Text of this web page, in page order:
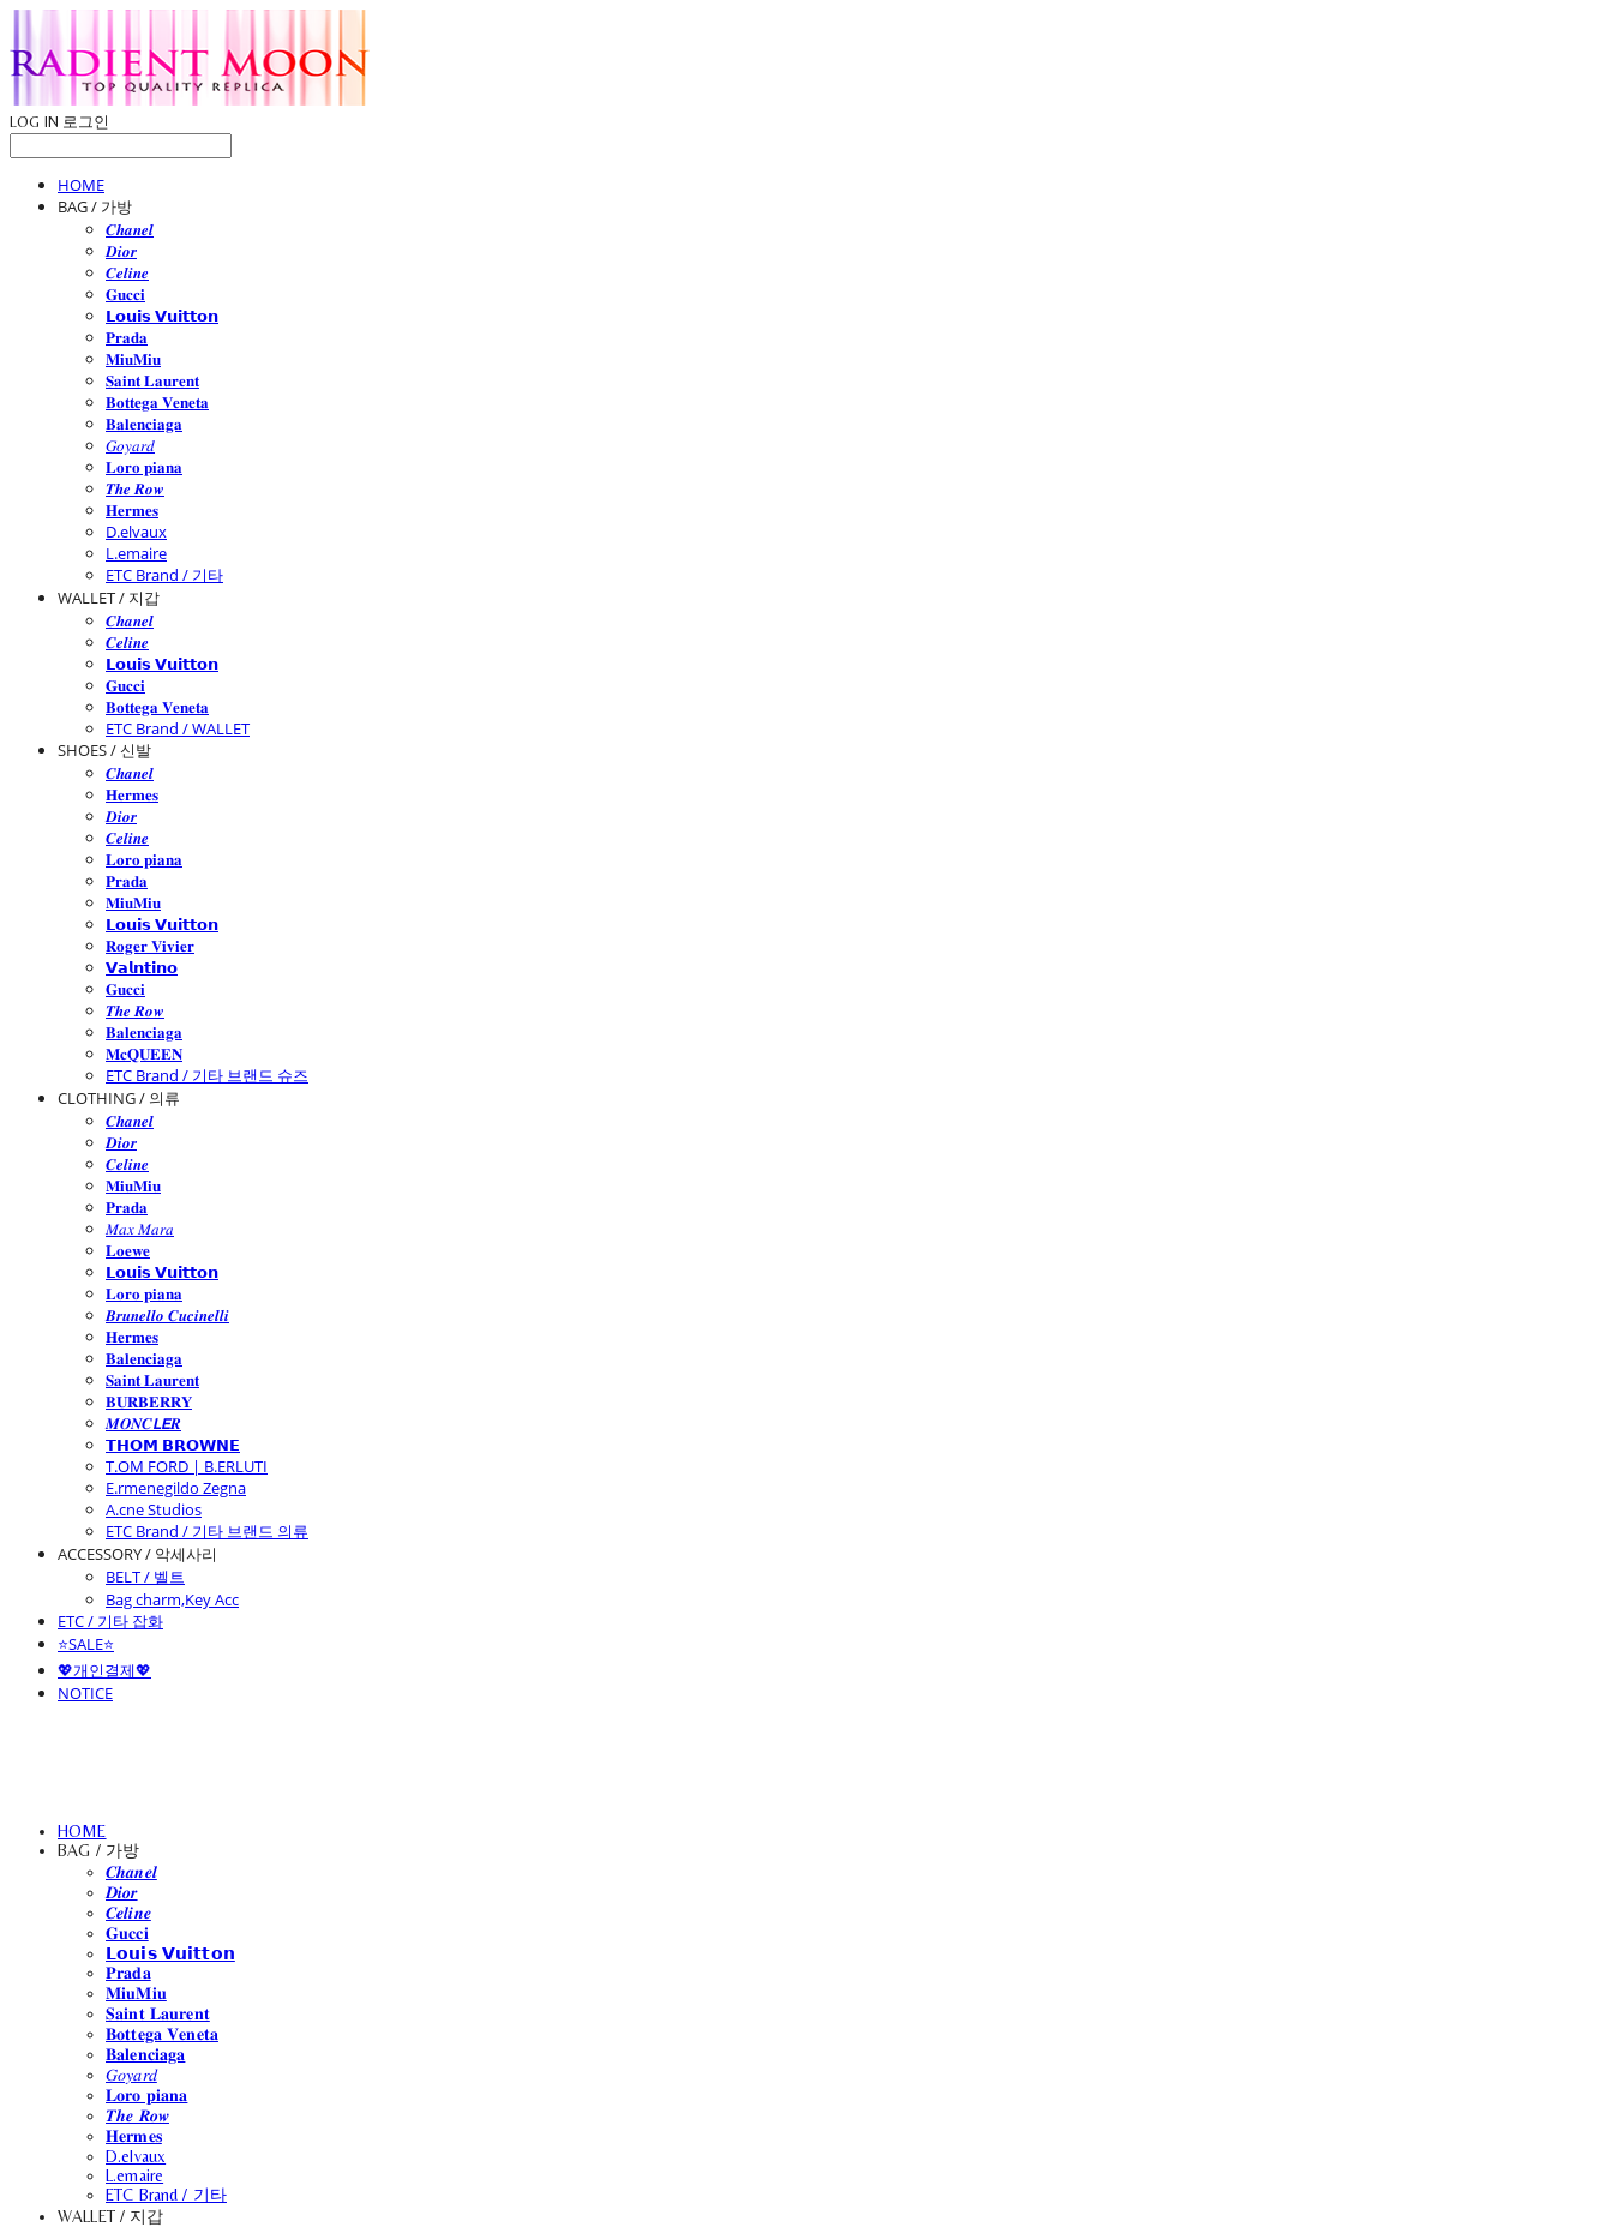
LOG IN 로그인
HOME
BAG / 가방
𝑪𝒉𝒂𝒏𝒆𝒍
𝑫𝒊𝒐𝒓
𝑪𝒆𝒍𝒊𝒏𝒆
𝐆𝐮𝐜𝐜𝐢
𝗟𝗼𝘂𝗶𝘀 𝗩𝘂𝗶𝘁𝘁𝗼𝗻
𝐏𝐫𝐚𝐝𝐚
𝐌𝐢𝐮𝐌𝐢𝐮
𝐒𝐚𝐢𝐧𝐭 𝐋𝐚𝐮𝐫𝐞𝐧𝐭
𝐁𝐨𝐭𝐭𝐞𝐠𝐚 𝐕𝐞𝐧𝐞𝐭𝐚
𝐁𝐚𝐥𝐞𝐧𝐜𝐢𝐚𝐠𝐚
𝐺𝑜𝑦𝑎𝑟𝑑
𝐋𝐨𝐫𝐨 𝐩𝐢𝐚𝐧𝐚
𝑻𝒉𝒆 𝑹𝒐𝒘
𝐇𝐞𝐫𝐦𝐞𝐬
D.elvaux
L.emaire
ETC Brand / 기타
WALLET / 지갑
𝑪𝒉𝒂𝒏𝒆𝒍
𝑪𝒆𝒍𝒊𝒏𝒆
𝗟𝗼𝘂𝗶𝘀 𝗩𝘂𝗶𝘁𝘁𝗼𝗻
𝐆𝐮𝐜𝐜𝐢
𝐁𝐨𝐭𝐭𝐞𝐠𝐚 𝐕𝐞𝐧𝐞𝐭𝐚
ETC Brand / WALLET
SHOES / 신발
𝑪𝒉𝒂𝒏𝒆𝒍
𝐇𝐞𝐫𝐦𝐞𝐬
𝑫𝒊𝒐𝒓
𝑪𝒆𝒍𝒊𝒏𝒆
𝐋𝐨𝐫𝐨 𝐩𝐢𝐚𝐧𝐚
𝐏𝐫𝐚𝐝𝐚
𝐌𝐢𝐮𝐌𝐢𝐮
𝗟𝗼𝘂𝗶𝘀 𝗩𝘂𝗶𝘁𝘁𝗼𝗻
𝐑𝐨𝐠𝐞𝐫 𝐕𝐢𝐯𝐢𝐞𝐫
𝗩𝗮𝗹𝗻𝘁𝗶𝗻𝗼
𝐆𝐮𝐜𝐜𝐢
𝑻𝒉𝒆 𝑹𝒐𝒘
𝐁𝐚𝐥𝐞𝐧𝐜𝐢𝐚𝐠𝐚
𝐌𝐜𝐐𝐔𝐄𝐄𝐍
ETC Brand / 기타 브랜드 슈즈
CLOTHING / 의류
𝑪𝒉𝒂𝒏𝒆𝒍
𝑫𝒊𝒐𝒓
𝑪𝒆𝒍𝒊𝒏𝒆
𝐌𝐢𝐮𝐌𝐢𝐮
𝐏𝐫𝐚𝐝𝐚
𝑀𝑎𝑥 𝑀𝑎𝑟𝑎
𝐋𝐨𝐞𝐰𝐞
𝗟𝗼𝘂𝗶𝘀 𝗩𝘂𝗶𝘁𝘁𝗼𝗻
𝐋𝐨𝐫𝐨 𝐩𝐢𝐚𝐧𝐚
𝑩𝒓𝒖𝒏𝒆𝒍𝒍𝒐 𝑪𝒖𝒄𝒊𝒏𝒆𝒍𝒍𝒊
𝐇𝐞𝐫𝐦𝐞𝐬
𝐁𝐚𝐥𝐞𝐧𝐜𝐢𝐚𝐠𝐚
𝐒𝐚𝐢𝐧𝐭 𝐋𝐚𝐮𝐫𝐞𝐧𝐭
𝐁𝐔𝐑𝐁𝐄𝐑𝐑𝐘
𝑴𝑶𝑵𝑪𝙇𝙀𝑹
𝗧𝗛𝗢𝗠 𝗕𝗥𝗢𝗪𝗡𝗘
T.OM FORD | B.ERLUTI
E.rmenegildo Zegna
A.cne Studios
ETC Brand / 기타 브랜드 의류
ACCESSORY / 악세사리
BELT / 벨트
Bag charm,Key Acc
ETC / 기타 잡화
⭐SALE⭐
💖개인결제💖
NOTICE
HOME
BAG / 가방
𝑪𝒉𝒂𝒏𝒆𝒍
𝑫𝒊𝒐𝒓
𝑪𝒆𝒍𝒊𝒏𝒆
𝐆𝐮𝐜𝐜𝐢
𝗟𝗼𝘂𝗶𝘀 𝗩𝘂𝗶𝘁𝘁𝗼𝗻
𝐏𝐫𝐚𝐝𝐚
𝐌𝐢𝐮𝐌𝐢𝐮
𝐒𝐚𝐢𝐧𝐭 𝐋𝐚𝐮𝐫𝐞𝐧𝐭
𝐁𝐨𝐭𝐭𝐞𝐠𝐚 𝐕𝐞𝐧𝐞𝐭𝐚
𝐁𝐚𝐥𝐞𝐧𝐜𝐢𝐚𝐠𝐚
𝐺𝑜𝑦𝑎𝑟𝑑
𝐋𝐨𝐫𝐨 𝐩𝐢𝐚𝐧𝐚
𝑻𝒉𝒆 𝑹𝒐𝒘
𝐇𝐞𝐫𝐦𝐞𝐬
D.elvaux
L.emaire
ETC Brand / 기타
WALLET / 지갑